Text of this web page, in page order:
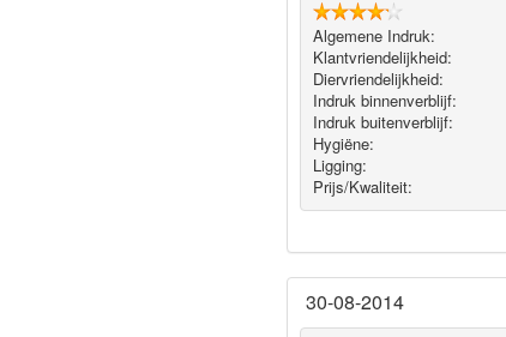
Algemene Indruk:
Klantvriendelijkheid:
Diervriendelijkheid:
Indruk binnenverblijf:
Indruk buitenverblijf:
Hygiëne‎:
Ligging:
Prijs/Kwaliteit:
30-08-2014